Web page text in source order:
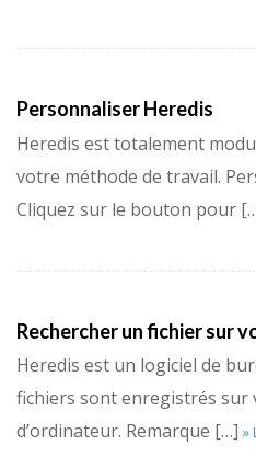
Personnaliser Heredis
Heredis est totalement
votre méthode de travail.
Cliquez sur le bouton pour
Rechercher un fichier sur
Heredis est un logiciel de
fichiers sont enregistrés sur
d’ordinateur. Remarque […] »